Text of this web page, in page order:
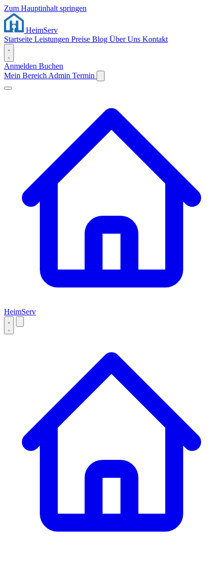
Zum Hauptinhalt springen
HeimServ
Startseite Leistungen Preise Blog Über Uns Kontakt
Anmelden Buchen
Mein Bereich Admin Termin
HeimServ